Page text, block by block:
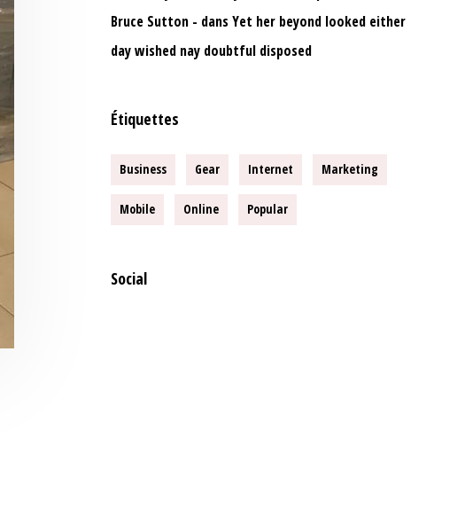
Bruce Sutton
dans Yet her beyond looked either
day wished nay doubtful disposed
Étiquettes
Business Gear Internet Marketing
Mobile Online Popular
Social